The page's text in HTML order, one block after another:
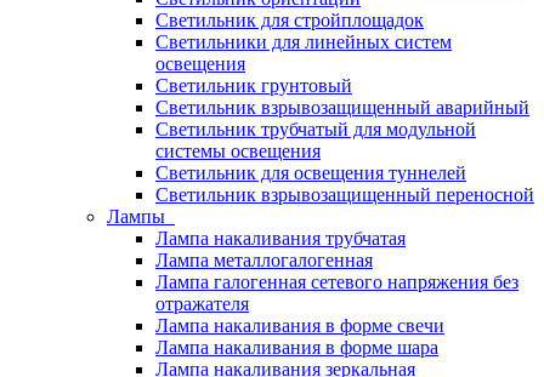
Светильник для стройплощадок
Светильники для линейных систем
освещения
Светильник грунтовый
Светильник взрывозащищенный аварийный
Светильник трубчатый для модульной
системы освещения
Светильник для освещения туннелей
Светильник взрывозащищенный переносной
Лампы
Лампа накаливания трубчатая
Лампа металлогалогенная
Лампа галогенная сетевого напряжения без
отражателя
Лампа накаливания в форме свечи
Лампа накаливания в форме шара
Лампа накаливания зеркальная